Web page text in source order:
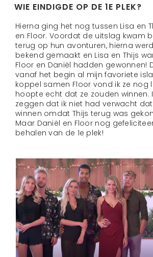
WIE EINDIGDE OP DE 1E PLEK?
Hierna ging het nog tussen Lisa en
en Floor. Voordat de uitslag kwam
terug op hun avonturen, hierna
bekend gemaakt en Lisa en Thijs
Floor en Daniël hadden gewonnen!
vanaf het begin al mijn favoriete
koppel samen Floor vond ik ze nog
hoopte echt dat ze zouden winnen.
zeggen dat ik niet had verwacht
winnen omdat Thijs terug was
Maar Daniël en Floor nog
behalen van de 1e plek!